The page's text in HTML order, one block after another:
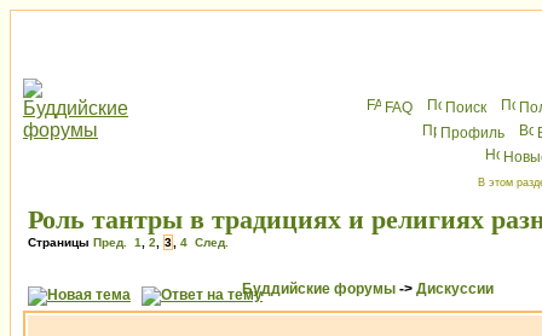
FAQ Поиск
Профиль
В этом
Роль тантры в традициях и религиях
Страницы Пред. 1 2 3 4 След.
Буддийские форумы -> Дискуссии